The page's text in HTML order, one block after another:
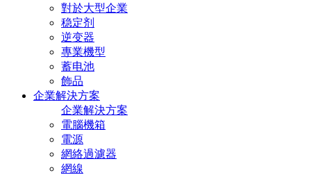
對於大型企業
稳定剂
逆变器
專業機型
蓄电池
飾品
企業解決方案
企業解決方案
電腦機箱
電源
網絡過濾器
網線